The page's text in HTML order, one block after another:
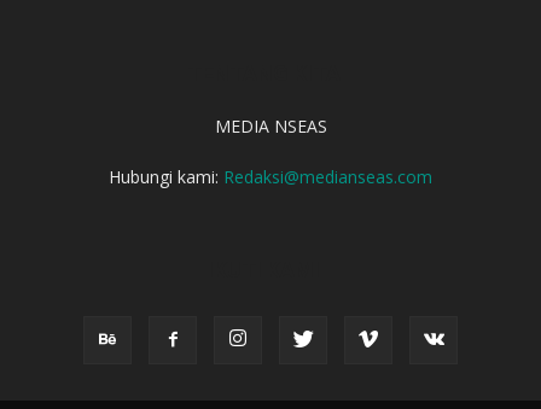
MEDIA NSEAS
Hubungi kami: Redaksi@medianseas.com